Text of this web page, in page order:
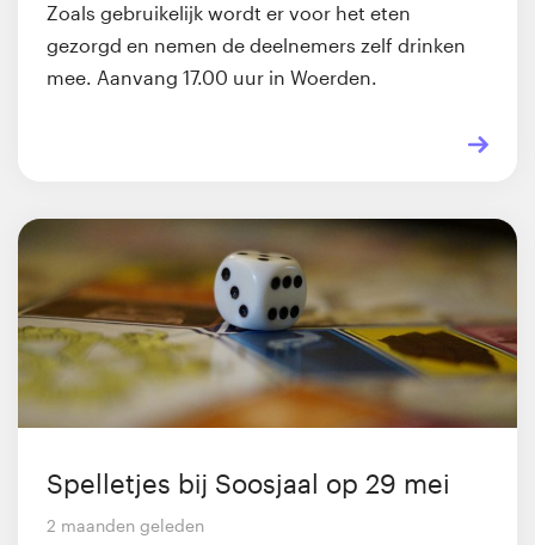
Zoals gebruikelijk wordt er voor het eten
gezorgd en nemen de deelnemers zelf drinken
mee. Aanvang 17.00 uur in Woerden.
Spelletjes bij Soosjaal op 29 mei
2 maanden geleden